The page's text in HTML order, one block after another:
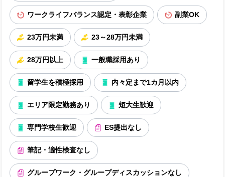
ワークライフバランス認定・表彰企業 副業OK
23万円未満 23～28万円未満
28万円以上 一般職採用あり
留学生を積極採用 内々定まで1カ月以内
エリア限定勤務あり 短大生歓迎
専門学校生歓迎 ES提出なし
筆記・適性検査なし
グループワーク・グループディスカッションなし